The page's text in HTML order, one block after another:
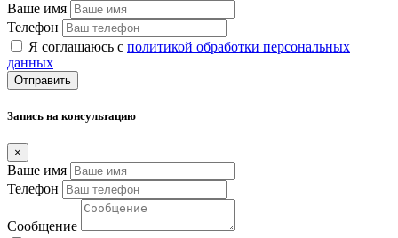
Ваше имя
Телефон
Я соглашаюсь с политикой обработки персональных
данных
Отправить
Запись на консультацию
×
Ваше имя
Телефон
Сообщение